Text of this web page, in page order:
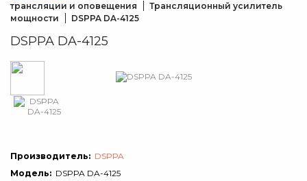
трансляции и оповещения
Трансляционный усилитель
мощности
DSPPA DA-4125
DSPPA DA-4125
Производитель: DSPPA
Модель: DSPPA DA-4125